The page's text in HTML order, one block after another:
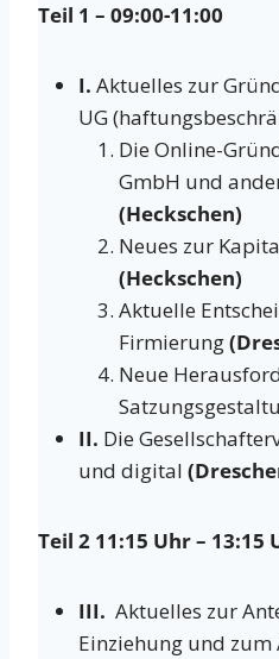
Teil 1 – 09:00-11:00
I. Aktuelles zur
UG
Die Online-
GmbH und
(Heckschen)
Neues zur
(Heckschen)
Aktuelle
Firmierung
Neue
II. Die
und digital
Teil 2 11:15 Uhr – 13:15
III. Aktuelles zur
Einziehung und zum